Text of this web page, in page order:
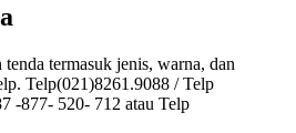
termasuk jenis, warna, dan
Telp(021)8261.9088 / Telp
-877- 520- 712 atau Telp